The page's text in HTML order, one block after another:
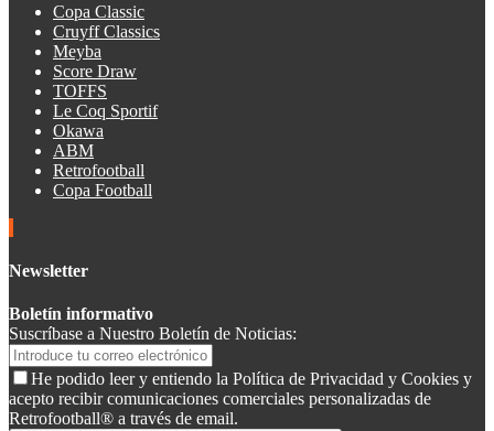
Copa Classic
Cruyff Classics
Meyba
Score Draw
TOFFS
Le Coq Sportif
Okawa
ABM
Retrofootball
Copa Football
Newsletter
Boletín informativo
Suscríbase a Nuestro Boletín de Noticias:
He podido leer y entiendo la Política de Privacidad y Cookies y
acepto recibir comunicaciones comerciales personalizadas de
Retrofootball® a través de email.